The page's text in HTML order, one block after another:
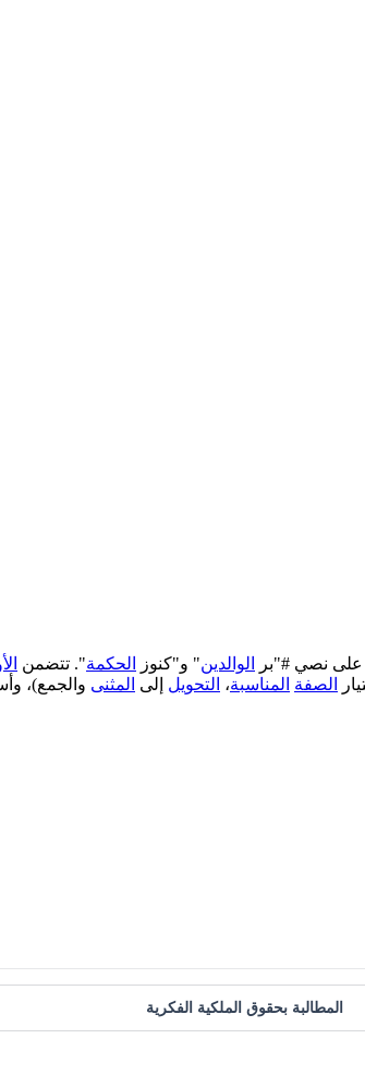
على نصي #"بر الوالدين" و"كنوز الحكمة". تتضمن
الصفة المناسبة، التحويل إلى المثنى والجمع)،
المطالبة بحقوق الملكية الفكرية